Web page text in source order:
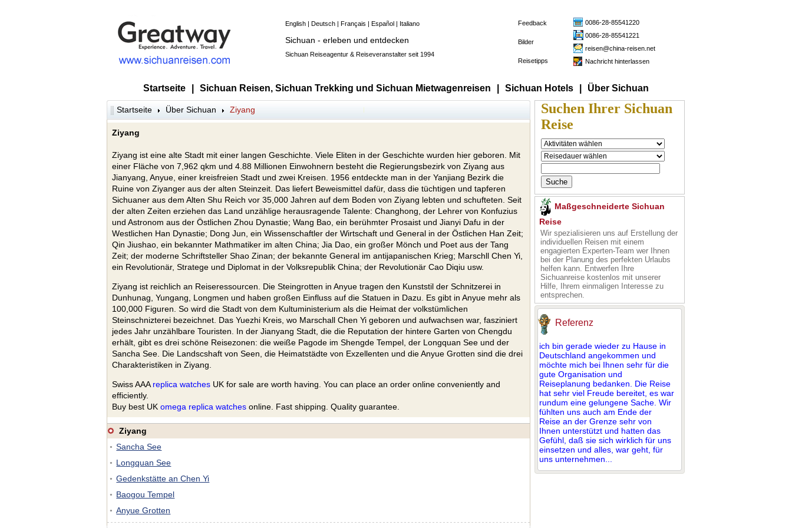
English| Deutsch| Français | Español| Italiano
Sichuan - erleben und entdecken
Sichuan Reiseagentur & Reiseveranstalter seit 1994
Feedback
Bilder
Reisetipps
0086-28-85541220
0086-28-85541221
reisen@china-reisen.net
Nachricht hinterlassen
Startseite Sichuan Reisen, Sichuan Trekking und Sichuan Mietwagenreisen Sichuan Hotels Über Sichuan
Startseite Über Sichuan Ziyang
Ziyang
Ziyang ist eine alte Stadt mit einer langen Geschichte. Viele Eliten in der Geschichte wurden hier geboren. Mit
einer Fläche von 7,962 qkm und 4.88 Millionen Einwohnern besteht die Regierungsbezirk von Ziyang aus
Jianyang, Anyue, einer kreisfreien Stadt und zwei Kreisen. 1956 entdeckte man in der Yanjiang Bezirk die
Ruine von Ziyanger aus der alten Steinzeit. Das liefert Beweismittel dafür, dass die tüchtigen und tapferen
Sichuaner aus dem Alten Shu Reich vor 35,000 Jahren auf dem Boden von Ziyang lebten und schufteten. Seit
der alten Zeiten erziehen das Land unzählige herausragende Talente: Changhong, der Lehrer von Konfuzius
und Astronom aus der Östlichen Zhou Dynastie; Wang Bao, ein berühmter Prosaist und Jianyi Dafu in der
Westlichen Han Dynastie; Dong Jun, ein Wissenschaftler der Wirtschaft und General in der Östlichen Han Zeit;
Qin Jiushao, ein bekannter Mathmatiker im alten China; Jia Dao, ein großer Mönch und Poet aus der Tang
Zeit; der moderne Schriftsteller Shao Zinan; der bekannte General im antijapanischen Krieg; Marschll Chen Yi,
ein Revolutionär, Stratege und Diplomat in der Volksrepublik China; der Revolutionär Cao Diqiu usw.
Ziyang ist reichlich an Reiseressourcen. Die Steingrotten in Anyue tragen den Kunststil der Schnitzerei in
Dunhunag, Yungang, Longmen und haben großen Einfluss auf die Statuen in Dazu. Es gibt in Anyue mehr als
100,000 Figuren. So wird die Stadt von dem Kultuministerium als die Heimat der volkstümlichen
Steinschnizterei bezeichnet. Das Yuezhi Kreis, wo Marschall Chen Yi geboren und aufwachsen war, fasziniert
jedes Jahr unzählbare Touristen. In der Jianyang Stadt, die die Reputation der hintere Garten von Chengdu
erhält, gibt es drei schöne Reisezonen: die weiße Pagode im Shengde Tempel, der Longquan See und der
Sancha See. Die Landscshaft von Seen, die Heimatstädte von Exzellenten und die Anyue Grotten sind die drei
Charakteristiken in Ziyang.
Swiss AAA replica watches UK for sale are worth having. You can place an order online conveniently and
efficiently.
Buy best UKomega replica watches online. Fast shipping. Quality guarantee.
Ziyang
● Sancha See
● Longquan See
● Gedenkstätte an Chen Yi
● Baogou Tempel
● Anyue Grotten
Suchen Ihrer Sichuan
Reise
Maßgeschneiderte Sichuan
Reise
Wir spezialisieren uns auf Erstellung der
individuellen Reisen mit einem
engagierten Experten-Team wer Ihnen
bei der Planung des perfekten Urlaubs
helfen kann. Entwerfen Ihre
Sichuanreise kostenlos mit unserer
Hilfe, Ihrem einmaligen Interesse zu
entsprechen.
Referenz
ich bin gerade wieder zu Hause in
Deutschland angekommen und
möchte mich bei Ihnen sehr für die
gute Organisation und
Reiseplanung bedanken. Die Reise
hat sehr viel Freude bereitet, es war
rundum eine gelungene Sache. Wir
fühlten uns auch am Ende der
Reise an der Grenze sehr von
Ihnen unterstützt und hatten das
Gefühl, daß sie sich wirklich für uns
einsetzen und alles, war geht, für
uns unternehmen...